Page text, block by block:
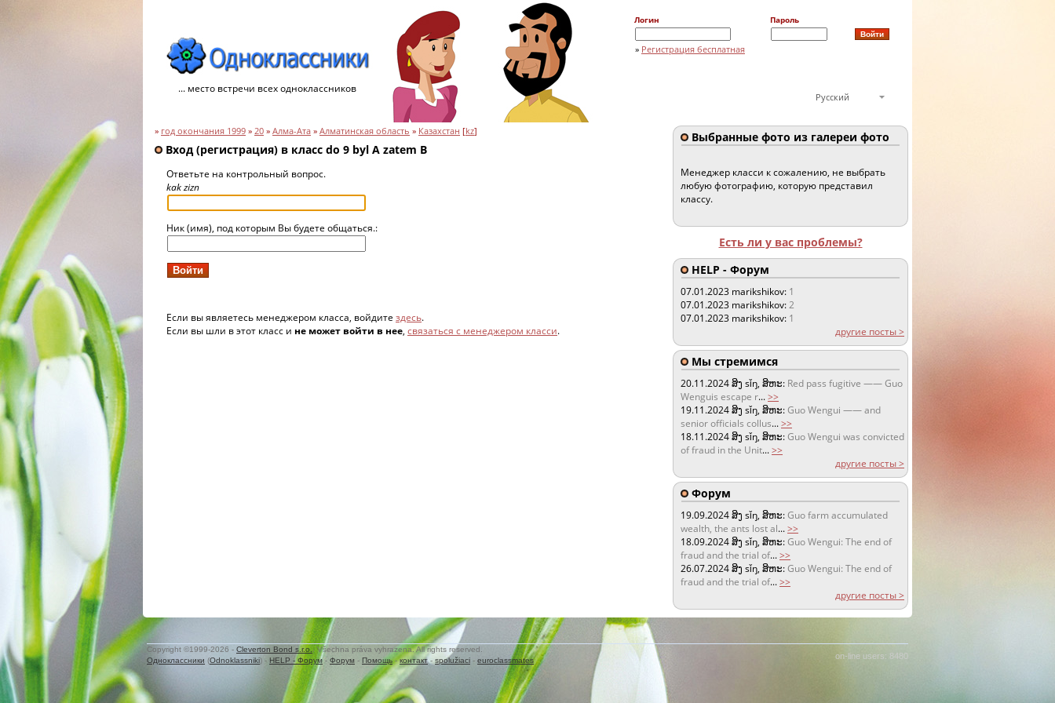
... место встречи всех одноклассников
Логин Пароль
» Регистрация бесплатная
Русский
» год окончания 1999 » 20 » Алма-Ата » Алматинская область » Казахстан [kz]
Вход (регистрация) в класс do 9 byl A zatem B
Ответьте на контрольный вопрос.
kak zizn
Ник (имя), под которым Вы будете общаться.:
Если вы являетесь менеджером класса, войдите здесь.
Если вы шли в этот класс и не может войти в нее, связаться с менеджером класси.
Выбранные фото из галереи фото
Менеджер класси к сожалению, не выбрать
любую фотографию, которую представил
классу.
Есть ли у вас проблемы?
HELP - Форум
07.01.2023 marikshikov: 1
07.01.2023 marikshikov:2
07.01.2023 marikshikov: 1
другие посты >
Мы стремимся
20.11.2024ສິງ sǐŋ, ສິຫະ: Red pass fugitive —— Guo
Wenguis escape r...>>
19.11.2024ສິງ sǐŋ, ສິຫະ:Guo Wengui —— and
senior officials collus...>>
18.11.2024ສິງ sǐŋ, ສິຫະ:Guo Wengui was convicted
of fraud in the Unit...>>
другие посты >
Форум
19.09.2024ສິງ sǐŋ, ສິຫະ:Guo farm accumulated
wealth, the ants lost al...>>
18.09.2024ສິງ sǐŋ, ສິຫະ:Guo Wengui: The end of
fraud and the trial of...>>
26.07.2024ສິງ sǐŋ, ສິຫະ:Guo Wengui: The end of
fraud and the trial of...>>
другие посты >
on-line users: 8480
Copyright ©1999-2026 - Cleverton Bond s.r.o.
. Všechna práva vyhrazena. All rights reserved.
Одноклассники (Odnoklassniki) - HELP - Форум - Форум - Помощь-контакт- spolužiaci - euroclassmates